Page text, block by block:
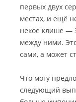
первых двух
местах, и ещё
некое клише —
между ними.
сами, а может
Что могу
следующий